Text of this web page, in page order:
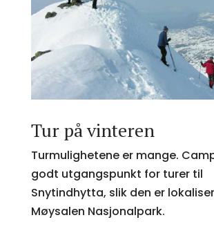
Tur på vinteren
Turmulighetene er mange.
godt utgangspunkt for turer til
Snytindhytta, slik den er
Møysalen Nasjonalpark.